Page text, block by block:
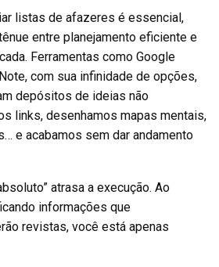
listas de afazeres é essencial,
entre planejamento eficiente e
Ferramentas como Google
com sua infinidade de opções,
depósitos de ideias não
links, desenhamos mapas mentais,
e acabamos sem dar andamento
atrasa a execução. Ao
informações que
revistas, você está apenas